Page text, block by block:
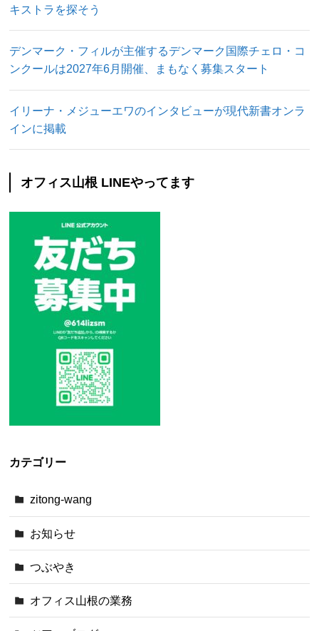
キストラを探そう
デンマーク・フィルが主催するデンマーク国際チェロ・コ
ンクールは2027年6月開催、まもなく募集スタート
イリーナ・メジューエワのインタビューが現代新書オンラ
インに掲載
オフィス山根 LINEやってます
カテゴリー
zitong-wang
お知らせ
つぶやき
オフィス山根の業務